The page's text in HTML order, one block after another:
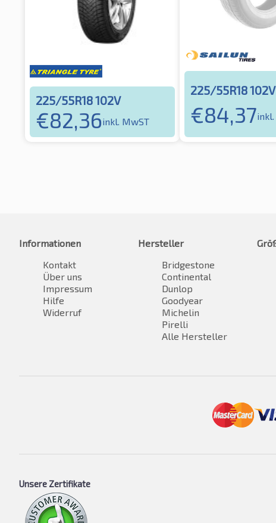
225/55R18 102V
€82,36inkl. MwST
225/55R18 102V
€84,37
Informationen
Kontakt
Über uns
Impressum
Hilfe
Widerruf
Hersteller
Bridgestone
Continental
Dunlop
Goodyear
Michelin
Pirelli
Alle Hersteller
Unsere Zertifikate